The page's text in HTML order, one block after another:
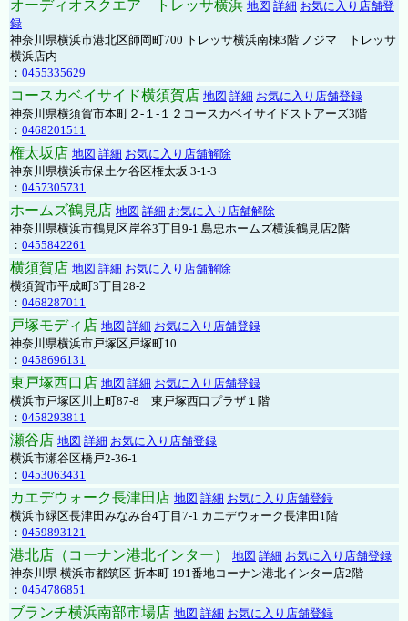
オーディオスクエア トレッサ横浜 地図 詳細 お気に入り店舗登
録
神奈川県横浜市港北区師岡町700 トレッサ横浜南棟3階 ノジマ トレッサ
横浜店内
： 0455335629
コースカベイサイド横須賀店 地図 詳細 お気に入り店舗登録
神奈川県横須賀市本町２-１-１２コースカベイサイドストアーズ3階
： 0468201511
権太坂店 地図 詳細 お気に入り店舗解除
神奈川県横浜市保土ケ谷区権太坂 3-1-3
： 0457305731
ホームズ鶴見店 地図 詳細 お気に入り店舗解除
神奈川県横浜市鶴見区岸谷3丁目9-1 島忠ホームズ横浜鶴見店2階
： 0455842261
横須賀店 地図 詳細 お気に入り店舗解除
横須賀市平成町3丁目28-2
： 0468287011
戸塚モディ店 地図 詳細 お気に入り店舗登録
神奈川県横浜市戸塚区戸塚町10
： 0458696131
東戸塚西口店 地図 詳細 お気に入り店舗登録
横浜市戸塚区川上町87-8 東戸塚西口プラザ１階
： 0458293811
瀬谷店 地図 詳細 お気に入り店舗登録
横浜市瀬谷区橋戸2-36-1
： 0453063431
カエデウォーク長津田店 地図 詳細 お気に入り店舗登録
横浜市緑区長津田みなみ台4丁目7-1 カエデウォーク長津田1階
： 0459893121
港北店（コーナン港北インター） 地図 詳細 お気に入り店舗登録
神奈川県 横浜市都筑区 折本町 191番地コーナン港北インター店2階
： 0454786851
ブランチ横浜南部市場店 地図 詳細 お気に入り店舗登録